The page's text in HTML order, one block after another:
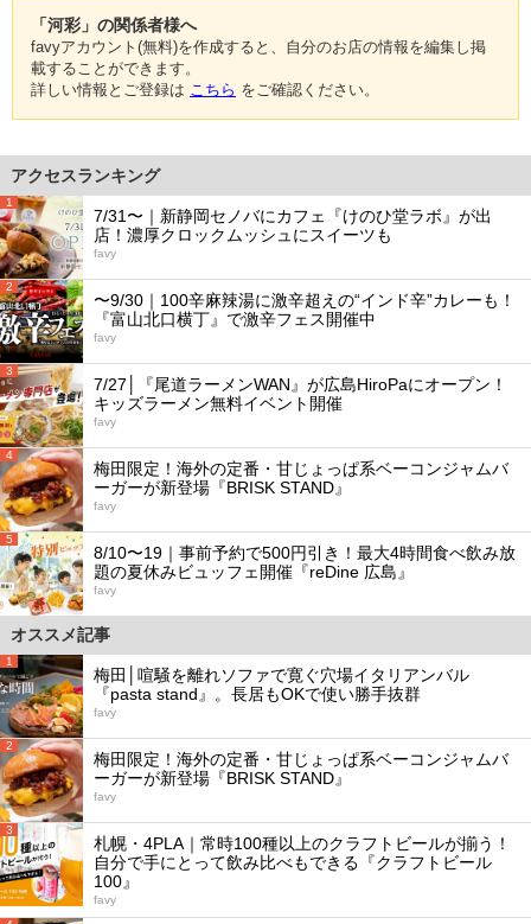
「河彩」の関係者様へ
favyアカウント(無料)を作成すると、自分のお店の情報を編集し掲
載することができます。
詳しい情報とご登録は こちら をご確認ください。
アクセスランキング
1
7/31〜｜新静岡セノバにカフェ『けのひ堂ラボ』が出
店！濃厚クロックムッシュにスイーツも
favy
2
〜9/30｜100辛麻辣湯に激辛超えの“インド辛”カレーも！
『富山北口横丁』で激辛フェス開催中
favy
3
7/27│『尾道ラーメンWAN』が広島HiroPaにオープン！
キッズラーメン無料イベント開催
favy
4
梅田限定！海外の定番・甘じょっぱ系ベーコンジャムバ
ーガーが新登場『BRISK STAND』
favy
5
8/10〜19｜事前予約で500円引き！最大4時間食べ飲み放
題の夏休みビュッフェ開催『reDine 広島』
favy
オススメ記事
1
梅田│喧騒を離れソファで寛ぐ穴場イタリアンバル
『pasta stand』。長居もOKで使い勝手抜群
favy
2
梅田限定！海外の定番・甘じょっぱ系ベーコンジャムバ
ーガーが新登場『BRISK STAND』
favy
3
札幌・4PLA｜常時100種以上のクラフトビールが揃う！
自分で手にとって飲み比べもできる『クラフトビール
100』
favy